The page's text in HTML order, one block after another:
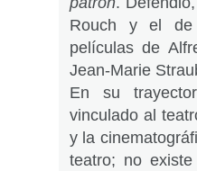
Rouch y el de
películas de
Jean-Marie
En su
vinculado al
y la
teatro; no